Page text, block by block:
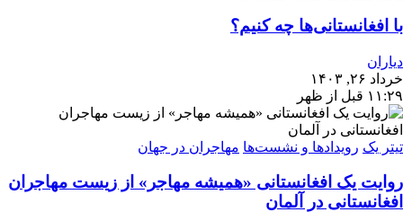
با افغانستانی‌ها چه کنیم؟
دیاران
خرداد ۲۶, ۱۴۰۳
۱۱:۲۹ قبل از ظهر
تیتر یک رویدادها و نشست‌ها مهاجران در جهان
روایت یک افغانستانی «همیشه مهاجر» از زیست مهاجران
افغانستانی در آلمان